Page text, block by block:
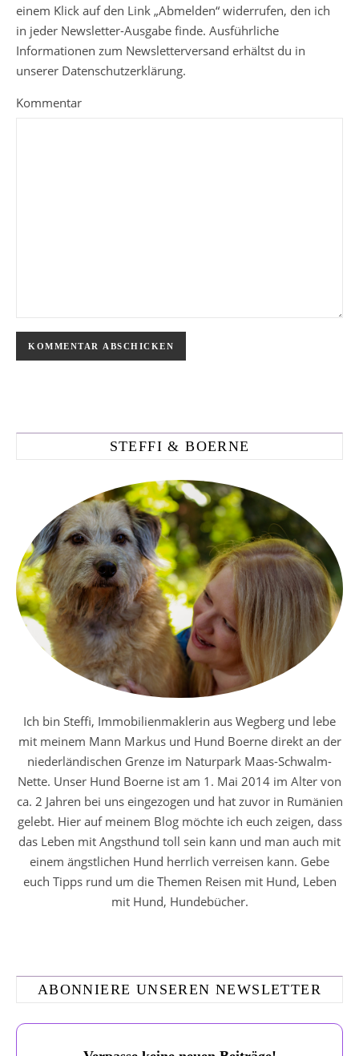
einem Klick auf den Link „Abmelden“ widerrufen, den ich
in jeder Newsletter-Ausgabe finde. Ausführliche
Informationen zum Newsletterversand erhältst du in
unserer Datenschutzerklärung.
Kommentar
STEFFI & BOERNE
Ich bin Steffi, Immobilienmaklerin aus Wegberg und lebe
mit meinem Mann Markus und Hund Boerne direkt an der
niederländischen Grenze im Naturpark Maas-Schwalm-
Nette. Unser Hund Boerne ist am 1. Mai 2014 im Alter von
ca. 2 Jahren bei uns eingezogen und hat zuvor in Rumänien
gelebt. Hier auf meinem Blog möchte ich euch zeigen, dass
das Leben mit Angsthund toll sein kann und man auch mit
einem ängstlichen Hund herrlich verreisen kann. Gebe
euch Tipps rund um die Themen Reisen mit Hund, Leben
mit Hund, Hundebücher.
ABONNIERE UNSEREN NEWSLETTER